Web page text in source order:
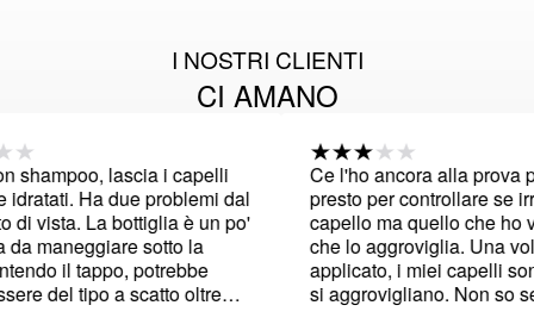
I NOSTRI CLIENTI
CI AMANO
lascia i capelli
Ha due problemi dal
vista. La bottiglia è un po'
maneggiare sotto la
il tappo, potrebbe
del tipo a scatto oltre
Ce l'ho ancora alla prova
presto per controllare se
capello ma quello che ho
che lo aggroviglia. Una volta
applicato, i miei capelli
si aggrovigliano. Non so se